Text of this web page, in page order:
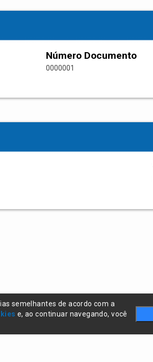
Número Documento
0000001
semelhantes de acordo com a
e, ao continuar navegando, você